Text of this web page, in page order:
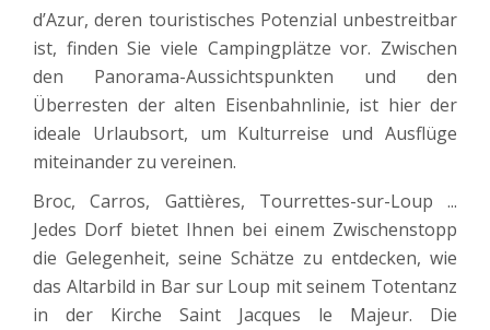
d’Azur, deren touristisches Potenzial unbestreitbar
ist, finden Sie viele Campingplätze vor. Zwischen
den Panorama-Aussichtspunkten und den
Überresten der alten Eisenbahnlinie, ist hier der
ideale Urlaubsort, um Kulturreise und Ausflüge
miteinander zu vereinen.
Broc, Carros, Gattières, Tourrettes-sur-Loup ...
Jedes Dorf bietet Ihnen bei einem Zwischenstopp
die Gelegenheit, seine Schätze zu entdecken, wie
das Altarbild in Bar sur Loup mit seinem Totentanz
in der Kirche Saint Jacques le Majeur. Die